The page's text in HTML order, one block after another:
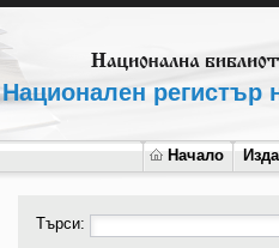
Национален регистър
Начало
Търси: